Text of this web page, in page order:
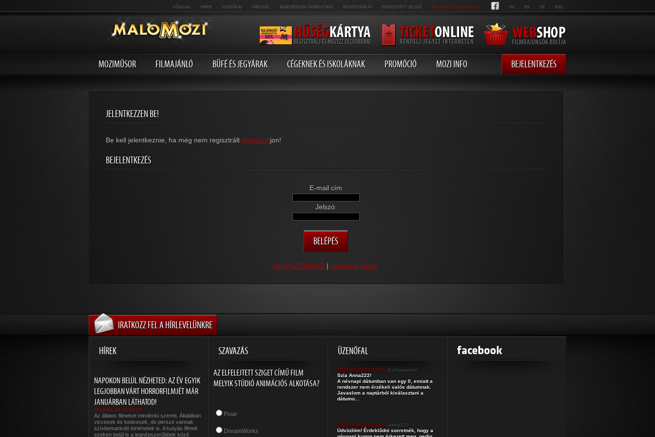
FŐOLDAL . HIREK . ÜZENŐFAL . HÍRLEVÉL . ADATVÉDELMI TÁJÉKOZTATÓ . REGISZTRÁCIÓ . ELFELEJTETT JELSZÓ . METROPOLITANOPERA.HU . . HU . EN . DE . RSS
MOZIMŰSOR FILMAJÁNLÓ BÜFÉ ÉS JEGYÁRAK CÉGEKNEK ÉS ISKOLÁKNAK PROMÓCIÓ MOZI INFO BEJELENTKEZÉS
JELENTKEZZEN BE!
Be kell jelentkeznie, ha még nem regisztrált regisztráljon!
BEJELENTKEZÉS
E-mail cím
Jelszó:
REGISZTRÁCIÓ | Elfelejtett jelszó
IRATKOZZ FEL A HÍRLEVELÜNKRE
HÍREK SZAVAZÁS ÜZENŐFAL
NAPOKON BELÜL NÉZHETED: AZ ÉV EGYIK
LEGJOBBAN VÁRT HORRORFILMJÉT MÁR
JANUÁRBAN LÁTHATOD!
2026-01-20 12:45:27
Az állatos filmeket mindenki szereti. Általában
viccesek és kedvesek, de persze vannak
szívbemarkoló történetek is. A kutyás filmek
ezeken belül is a legnépszerűbbek közé
AZ ELFELEJTETT SZIGET CÍMŰ FILM
MELYIK STÚDIÓ ANIMÁCIÓS ALKOTÁSA?
Pixar
DreamWorks
2026-08-03 12:11:33- Csillámpónii
Szia Anna222!
A névnapi dátumban van egy 0, emiatt a
rendszer nem érzékeli valós dátumnak.
Javaslom a naptárból kiválasztani a
dátumo...
2026-08-03 10:21:06- Anna222
Üdvözlöm! Érdeklődni szeretnék, hogy a